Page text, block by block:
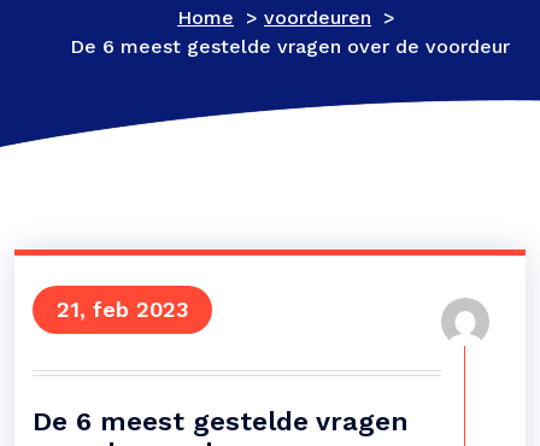
Home > voordeuren >
De 6 meest gestelde vragen over de voordeur
21, feb 2023
De 6 meest gestelde vragen